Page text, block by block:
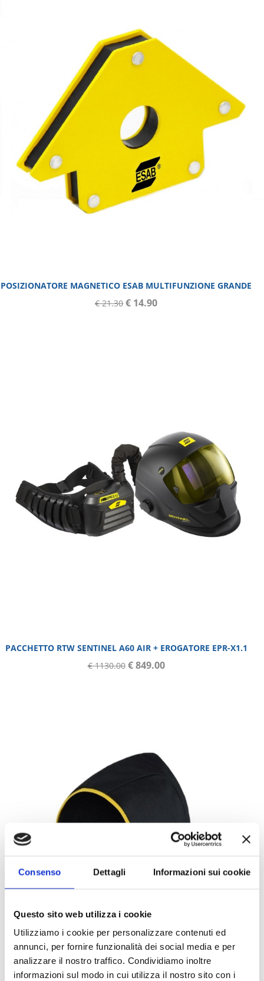
Consenso Dettagli Informazioni sui cookie
Questo sito web utilizza i cookie
Utilizziamo i cookie per personalizzare contenuti ed
annunci, per fornire funzionalità dei social media e per
analizzare il nostro traffico. Condividiamo inoltre
informazioni sul modo in cui utilizza il nostro sito con i
POSIZIONATORE MAGNETICO ESAB MULTIFUNZIONE GRANDE
€ 21.30 € 14.90
PACCHETTO RTW SENTINEL A60 AIR + EROGATORE EPR-X1.1
€ 1130.00 € 849.00